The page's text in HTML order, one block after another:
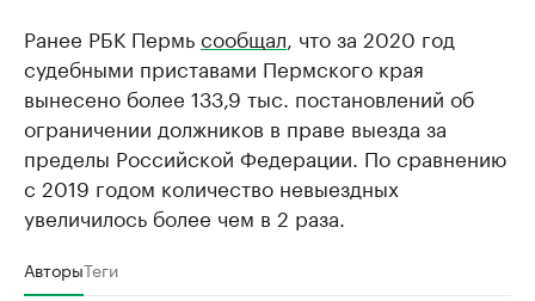
Ранее РБК Пермьсообщал , что за 2020 год
судебными приставами Пермского края
вынесено более 133,9 тыс. постановлений об
ограничении должников в праве выезда за
пределы Российской Федерации. По сравнению
с 2019 годом количество невыездных
увеличилось более чем в 2 раза.
АвторыТеги